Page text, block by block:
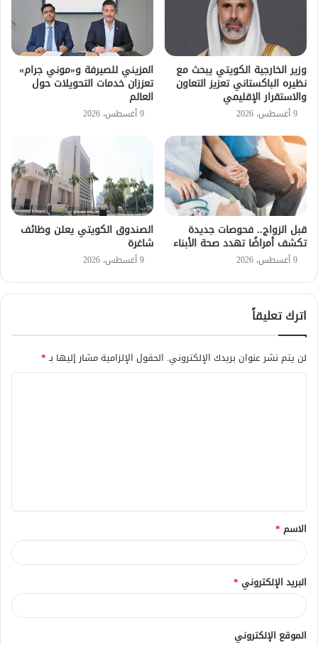
وزير الخارجية الكويتي يبحث مع
نظيره الباكستاني تعزيز التعاون
والاستقرار الإقليمي
9 أغسطس، 2026
المزيني للصيرفة و«موني جرام»
تعززان خدمات التحويلات حول
العالم
9 أغسطس، 2026
قبل الزواج.. فحوصات جديدة
تكشف أمراضًا تهدد صحة الأبناء
9 أغسطس، 2026
الصندوق الكويتي يعلن وظائف
شاغرة
9 أغسطس، 2026
اترك تعليقاً
لن يتم نشر عنوان بريدك الإلكتروني. الحقول الإلزامية مشار إليها بـ*
ق
*
الاسم *
البريد الإلكتروني *
الموقع الإلكتروني